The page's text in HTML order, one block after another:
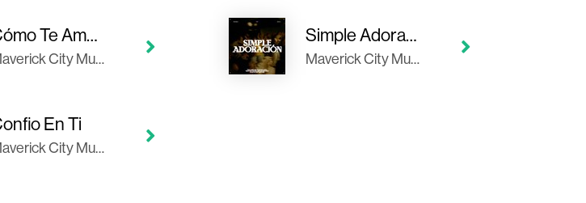
Cómo Te Amamos
Maverick City Musica
Simple Adoración
Maverick City Musica
En Ti
Maverick City Musica, Evan Craft